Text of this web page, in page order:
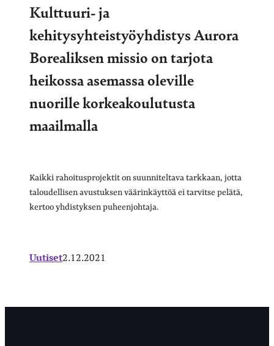
Kulttuuri- ja
kehitysyhteistyöyhdistys Aurora
Borealiksen missio on tarjota
heikossa asemassa oleville
nuorille korkeakoulutusta
maailmalla
Kaikki rahoitusprojektit on suunniteltava tarkkaan, jotta
taloudellisen avustuksen väärinkäyttöä ei tarvitse pelätä,
kertoo yhdistyksen puheenjohtaja.
Uutiset2.12.2021